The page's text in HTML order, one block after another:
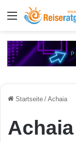
Menü
Startseite / Achaia
Achaia